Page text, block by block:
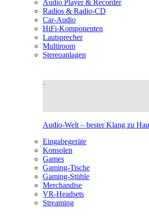
Audio Player & Recorder
Radios & Radio-CD
Car-Audio
HiFi-Komponenten
Lautsprecher
Multiroom
Stereoanlagen
Audio-Welt – bester Klang zu
Eingabegeräte
Konsolen
Games
Gaming-Tische
Gaming-Stühle
Merchandise
VR-Headsets
Streaming